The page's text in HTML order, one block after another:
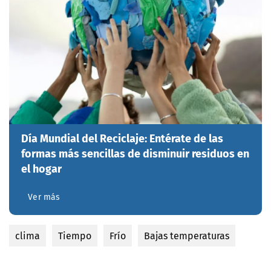
Día Mundial del Reciclaje: Entérate de las
formas más sencillas de disminuir residuos en
el hogar
Ver más
clima Tiempo Frío Bajas temperaturas